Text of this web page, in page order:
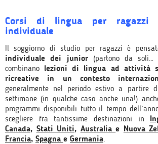
Corsi di lingua per ragazzi
individuale
Il soggiorno di studio per ragazzi è
individuale dei junior (partono da soli…
combinano lezioni di lingua ad attività
ricreative in un contesto
generalmente nel periodo estivo a partire
settimane (in qualche caso anche una!)
programmi disponibili tutto il tempo
scegliere fra tantissime destinazioni in
Canada, Stati Uniti, Australiae Nuova
Francia, Spagna e Germania.